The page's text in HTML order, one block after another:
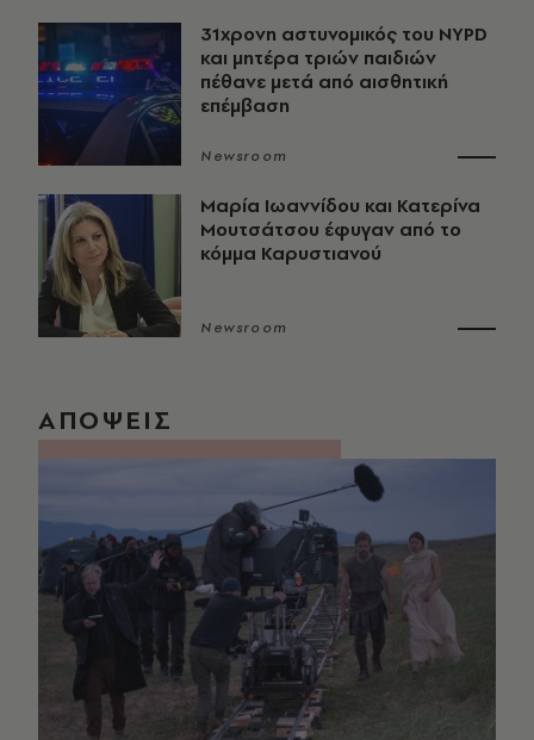
31χρονη αστυνομικός του NYPD
και μητέρα τριών παιδιών
πέθανε μετά από αισθητική
επέμβαση
Newsroom
Μαρία Ιωαννίδου και Κατερίνα
Μουτσάτσου έφυγαν από το
κόμμα Καρυστιανού
Newsroom
ΑΠΟΨΕΙΣ